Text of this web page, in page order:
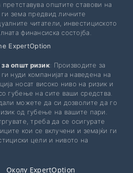
општите ставови на
зема предвид личните
читатели, инвестициското
финансиска состојба.
ExpertOption
општ ризик: Производите за
нуди компанијата наведена на
носат високо ниво на ризик и
губење на сите ваши средства.
можете да си дозволите да го
од губење на вашите пари.
треба да се осигурате
кои се вклучени и земајќи ги
цели и нивото на
Околу ExpertOption